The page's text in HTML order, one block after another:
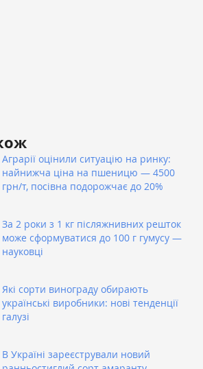
Аграрії оцінили ситуацію на ринку:
найнижча ціна на пшеницю — 4500
грн/т, посівна подорожчає до 20%
За 2 роки з 1 кг післяжнивних решток
може сформуватися до 100 г гумусу —
науковці
Які сорти винограду обирають
українські виробники: нові тенденції
галузі
В Україні зареєстрували новий